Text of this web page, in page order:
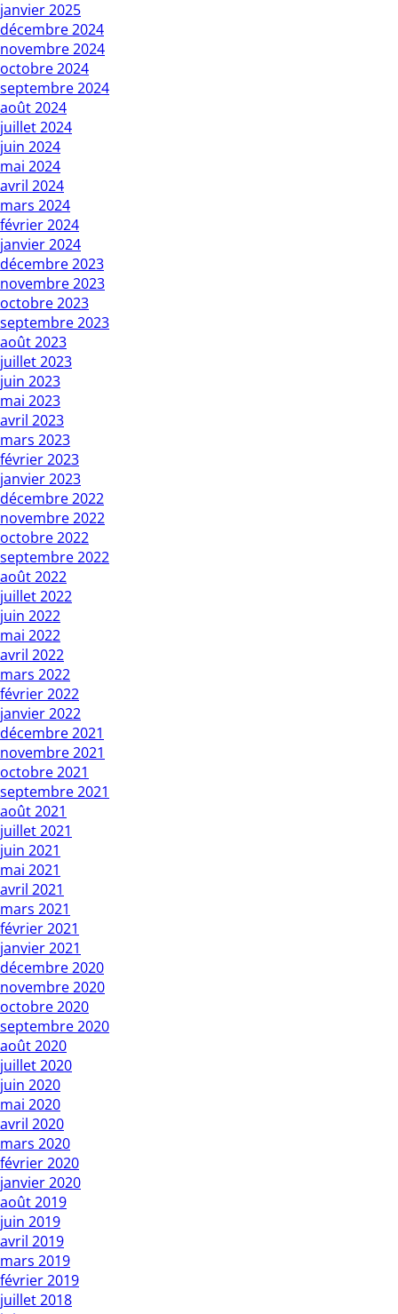
janvier 2025
décembre 2024
novembre 2024
octobre 2024
septembre 2024
août 2024
juillet 2024
juin 2024
mai 2024
avril 2024
mars 2024
février 2024
janvier 2024
décembre 2023
novembre 2023
octobre 2023
septembre 2023
août 2023
juillet 2023
juin 2023
mai 2023
avril 2023
mars 2023
février 2023
janvier 2023
décembre 2022
novembre 2022
octobre 2022
septembre 2022
août 2022
juillet 2022
juin 2022
mai 2022
avril 2022
mars 2022
février 2022
janvier 2022
décembre 2021
novembre 2021
octobre 2021
septembre 2021
août 2021
juillet 2021
juin 2021
mai 2021
avril 2021
mars 2021
février 2021
janvier 2021
décembre 2020
novembre 2020
octobre 2020
septembre 2020
août 2020
juillet 2020
juin 2020
mai 2020
avril 2020
mars 2020
février 2020
janvier 2020
août 2019
juin 2019
avril 2019
mars 2019
février 2019
juillet 2018